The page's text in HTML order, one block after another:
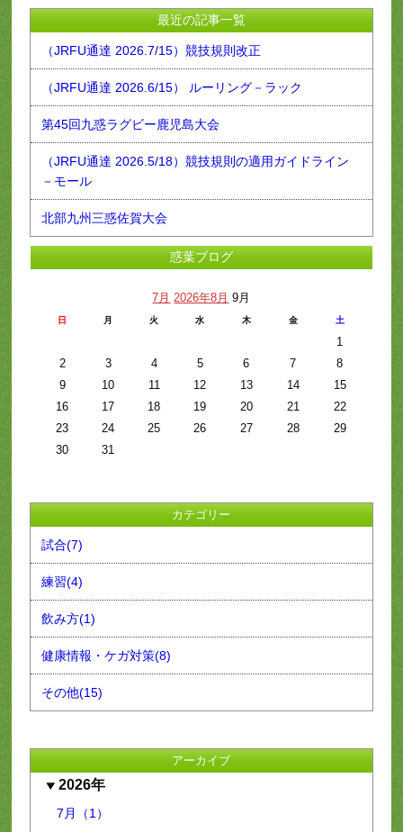
最近の記事一覧
（JRFU通達 2026.7/15）競技規則改正
（JRFU通達 2026.6/15） ルーリング－ラック
第45回九惑ラグビー鹿児島大会
（JRFU通達 2026.5/18）競技規則の適用ガイドライン
－モール
北部九州三惑佐賀大会
惑葉ブログ
7月 2026年8月 9月
日 月 火 水 木 金 土
1
2
3 4 5 6 7
8
9
10 11 12 13 14
15
16
17 18 19 20 21
22
23
24 25 26 27 28
29
30
31
カテゴリー
試合(7)
練習(4)
飲み方(1)
健康情報・ケガ対策(8)
その他(15)
アーカイブ
2026年
7月（1）